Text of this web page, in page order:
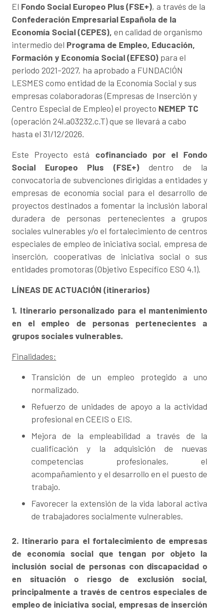
El Fondo Social Europeo Plus (FSE+), a través de la
Confederación Empresarial Española de la
Economía Social (CEPES), en calidad de organismo
intermedio del Programa de Empleo, Educación,
Formación y Economía Social (EFESO) para el
periodo 2021-2027, ha aprobado a FUNDACIÓN
LESMES como entidad de la Economía Social y sus
empresas colaboradoras (Empresas de Inserción y
Centro Especial de Empleo) el proyecto NEMEP TC
(operación 241.a03232.c.T) que se llevará a cabo
hasta el 31/12/2026.
Este Proyecto está cofinanciado por el Fondo
Social Europeo Plus (FSE+)dentro de la
convocatoria de subvenciones dirigidas a entidades y
empresas de economía social para el desarrollo de
proyectos destinados a fomentar la inclusión laboral
duradera de personas pertenecientes a grupos
sociales vulnerables y/o el fortalecimiento de centros
especiales de empleo de iniciativa social, empresa de
inserción, cooperativas de iniciativa social o sus
entidades promotoras (Objetivo Específico ESO 4.1).
LÍNEAS DE ACTUACIÓN (itinerarios)
1. Itinerario personalizado para el mantenimiento
en el empleo de personas pertenecientes a
grupos sociales vulnerables.
Finalidades:
Transición de un empleo protegido a uno
normalizado.
Refuerzo de unidades de apoyo a la actividad
profesional en CEEIS o EIS.
Mejora de la empleabilidad a través de la
cualificación y la adquisición de nuevas
competencias profesionales, el
acompañamiento y el desarrollo en el puesto de
trabajo.
Favorecer la extensión de la vida laboral activa
de trabajadores socialmente vulnerables.
2. Itinerario para el fortalecimiento de empresas
de economía social que tengan por objeto la
inclusión social de personas con discapacidad o
en situación o riesgo de exclusión social,
principalmente a través de centros especiales de
empleo de iniciativa social, empresas de inserción